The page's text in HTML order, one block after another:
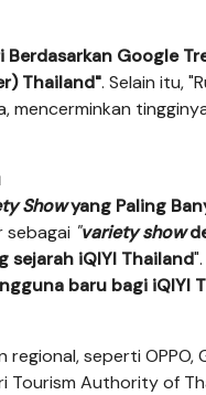
Berdasarkan Google
Thailand". Selain itu,
mencerminkan
Showyang Paling
sebagai "variety show
iQIYI Thailand
baru bagi iQIYI
seperti OPPO,
Authority of